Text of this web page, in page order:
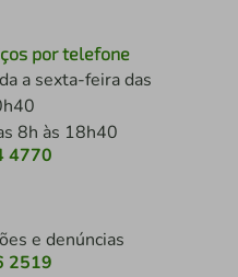
por telefone
a sexta-feira das
8h às 18h40
4770
e denúncias
2519